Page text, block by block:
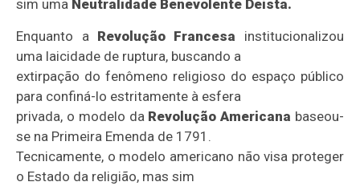
sim uma Neutralidade Benevolente Deísta.
Enquanto a Revolução Francesa institucionalizou
uma laicidade de ruptura, buscando a
extirpação do fenômeno religioso do espaço público
para confiná-lo estritamente à esfera
privada, o modelo da Revolução Americana baseou-
se na Primeira Emenda de 1791.
Tecnicamente, o modelo americano não visa proteger
o Estado da religião, mas sim